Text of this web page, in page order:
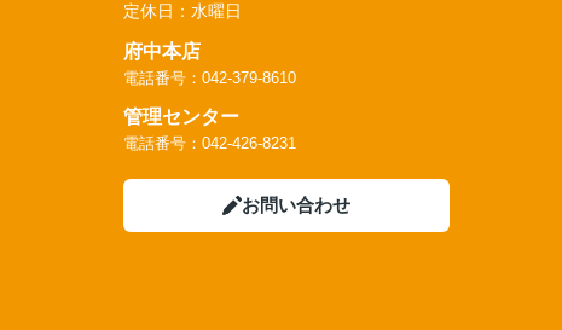
定休日： 水曜日
府中本店
電話番号：042-379-8610
管理センター
電話番号：042-426-8231
お問い合わせ